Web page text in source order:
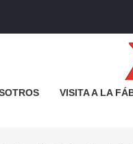
VISITA A LA